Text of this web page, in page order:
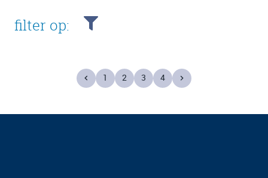
filter op:
1 2 3 4